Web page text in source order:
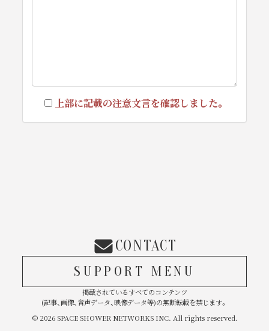
上部に記載の注意文言を確認しました。
CONTACT
SUPPORT MENU
掲載されているすべてのコンテンツ
(記事、画像、音声データ、映像データ等)の無断転載を禁じます。
© 2026 SPACE SHOWER NETWORKS INC. All rights reserved.